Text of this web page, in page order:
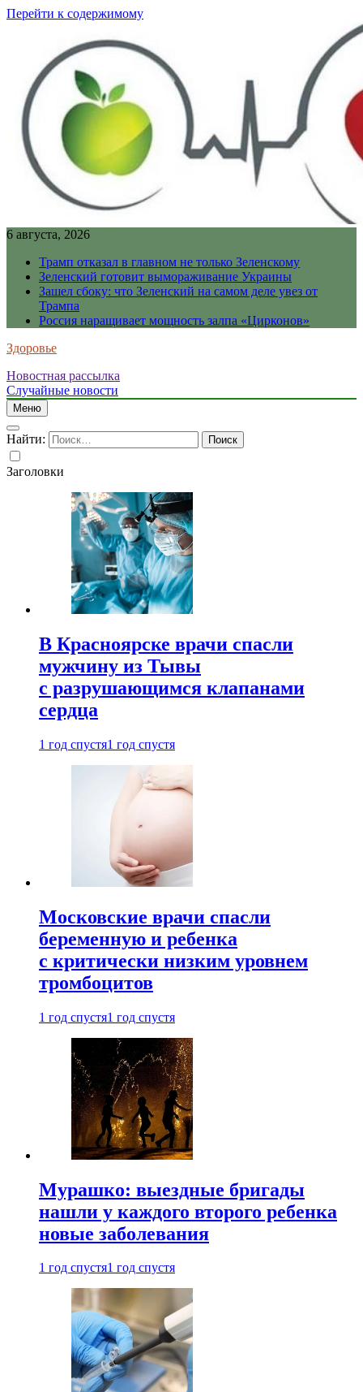
Перейти к содержимому
6 августа, 2026
Трамп отказал в главном не только Зеленскому
Зеленский готовит вымораживание Украины
Зашел сбоку: что Зеленский на самом деле увез от
Трампа
Россия наращивает мощность залпа «Цирконов»
Здоровье
Новостная рассылка
Случайные новости
Меню
Найти:
Заголовки
В Красноярске врачи спасли
мужчину из Тывы
с разрушающимся клапанами
сердца
1 год спустя1 год спустя
Московские врачи спасли
беременную и ребенка
с критически низким уровнем
тромбоцитов
1 год спустя1 год спустя
Мурашко: выездные бригады
нашли у каждого второго ребенка
новые заболевания
1 год спустя1 год спустя